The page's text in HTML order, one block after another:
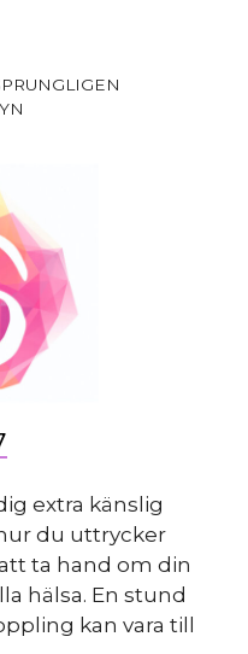
extra känslig
du uttrycker
ta hand om din
hälsa. En stund
kan vara till